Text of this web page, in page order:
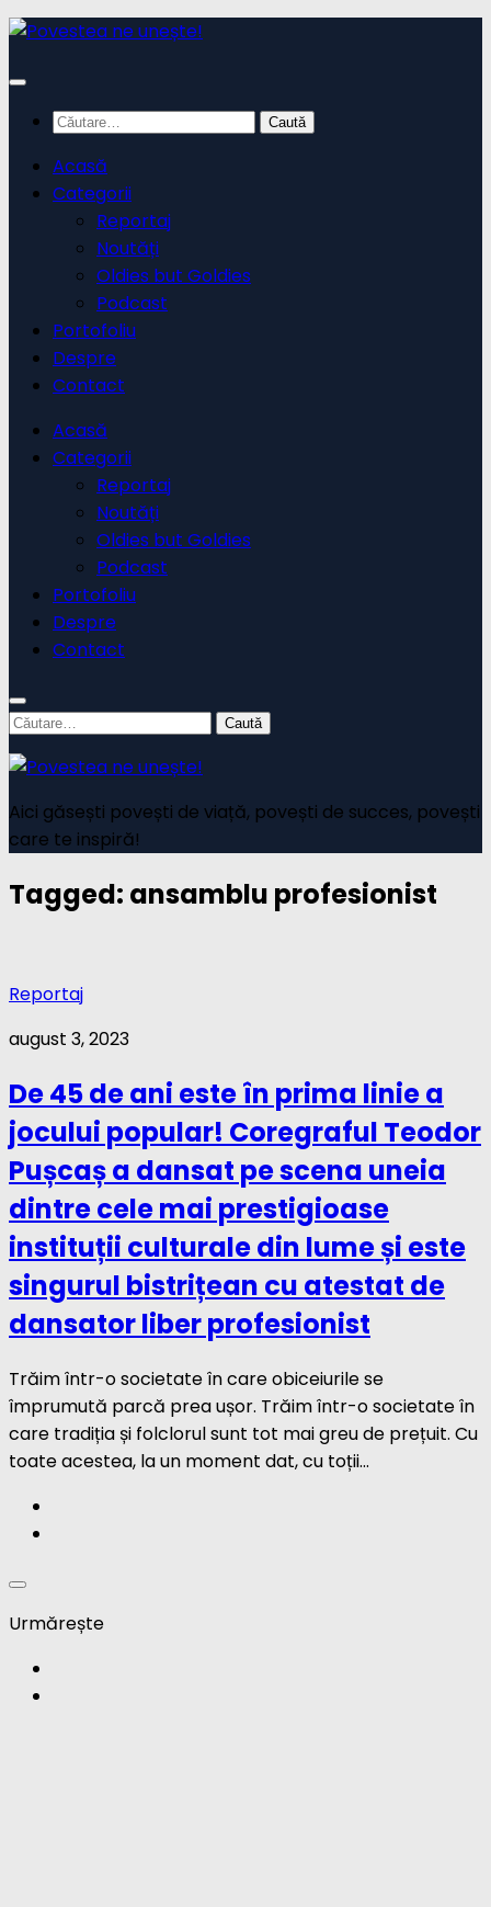
Skip
content
Caută
Acasă
Categorii
Reportaj
Noutăți
Oldies but Goldies
Podcast
Portofoliu
Despre
Contact
Acasă
Categorii
Reportaj
Noutăți
Oldies but Goldies
Podcast
Portofoliu
Despre
Contact
Caută
după:
Aici găsești povești de viață, povești de succes, povești
care te inspiră!
Tagged: ansamblu profesionist
Reportaj
august 3, 2023
De 45 de ani este în prima linie a
jocului popular! Coregraful Teodor
Pușcaș a dansat pe scena uneia
dintre cele mai prestigioase
instituții culturale din lume și este
singurul bistrițean cu atestat de
dansator liber profesionist
Trăim într-o societate în care obiceiurile se
împrumută parcă prea ușor. Trăim într-o societate în
care tradiția și folclorul sunt tot mai greu de prețuit. Cu
toate acestea, la un moment dat, cu toții...